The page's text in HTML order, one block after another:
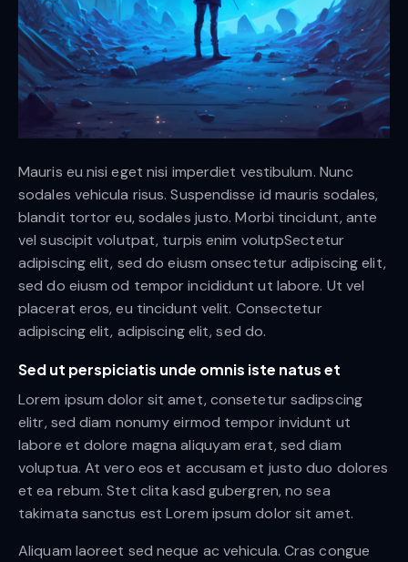
Mauris eu nisi eget nisi imperdiet vestibulum. Nunc
sodales vehicula risus. Suspendisse id mauris sodales,
blandit tortor eu, sodales justo. Morbi tincidunt, ante
vel suscipit volutpat, turpis enim volutpSectetur
adipiscing elit, sed do eiusm onsectetur adipiscing elit,
sed do eiusm od tempor incididunt ut labore. Ut vel
placerat eros, eu tincidunt velit. Consectetur
adipiscing elit, adipiscing elit, sed do.
Sed ut perspiciatis unde omnis iste natus et
Lorem ipsum dolor sit amet, consetetur sadipscing
elitr, sed diam nonumy eirmod tempor invidunt ut
labore et dolore magna aliquyam erat, sed diam
voluptua. At vero eos et accusam et justo duo dolores
et ea rebum. Stet clita kasd gubergren, no sea
takimata sanctus est Lorem ipsum dolor sit amet.
Aliquam laoreet sed neque ac vehicula. Cras congue